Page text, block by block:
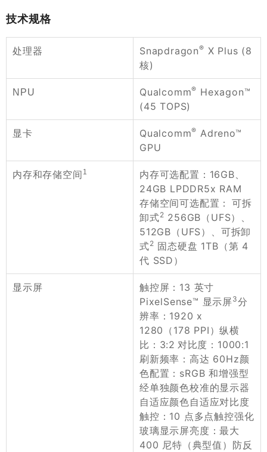
技术规格
处理器 Snapdragon® X Plus (8
核)
NPU Qualcomm® Hexagon™
(45 TOPS)
显卡 Qualcomm® Adreno™
GPU
内存和存储空间 1
内存可选配置：16GB、
24GB LPDDR5x RAM
存储空间可选配置： 可拆
卸式2 256GB（UFS）、
512GB（UFS）、可拆卸
式2 固态硬盘 1TB（第 4
代 SSD）
显示屏
触控屏：13 英寸
PixelSense™ 显示屏3分
辨率：1920 x
1280（178 PPI）纵横
比：3:2 对比度：1000:1
刷新频率：高达 60Hz颜
色配置：sRGB 和增强型
经单独颜色校准的显示器
自适应颜色自适应对比度
触控：10 点多点触控强化
玻璃显示屏亮度：最大
400 尼特（典型值）防反